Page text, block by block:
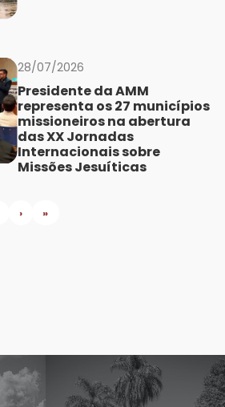
28/07/2026
Presidente da AMM
representa os 27 municípios
missioneiros na abertura
das XX Jornadas
Internacionais sobre
Missões Jesuíticas
› »